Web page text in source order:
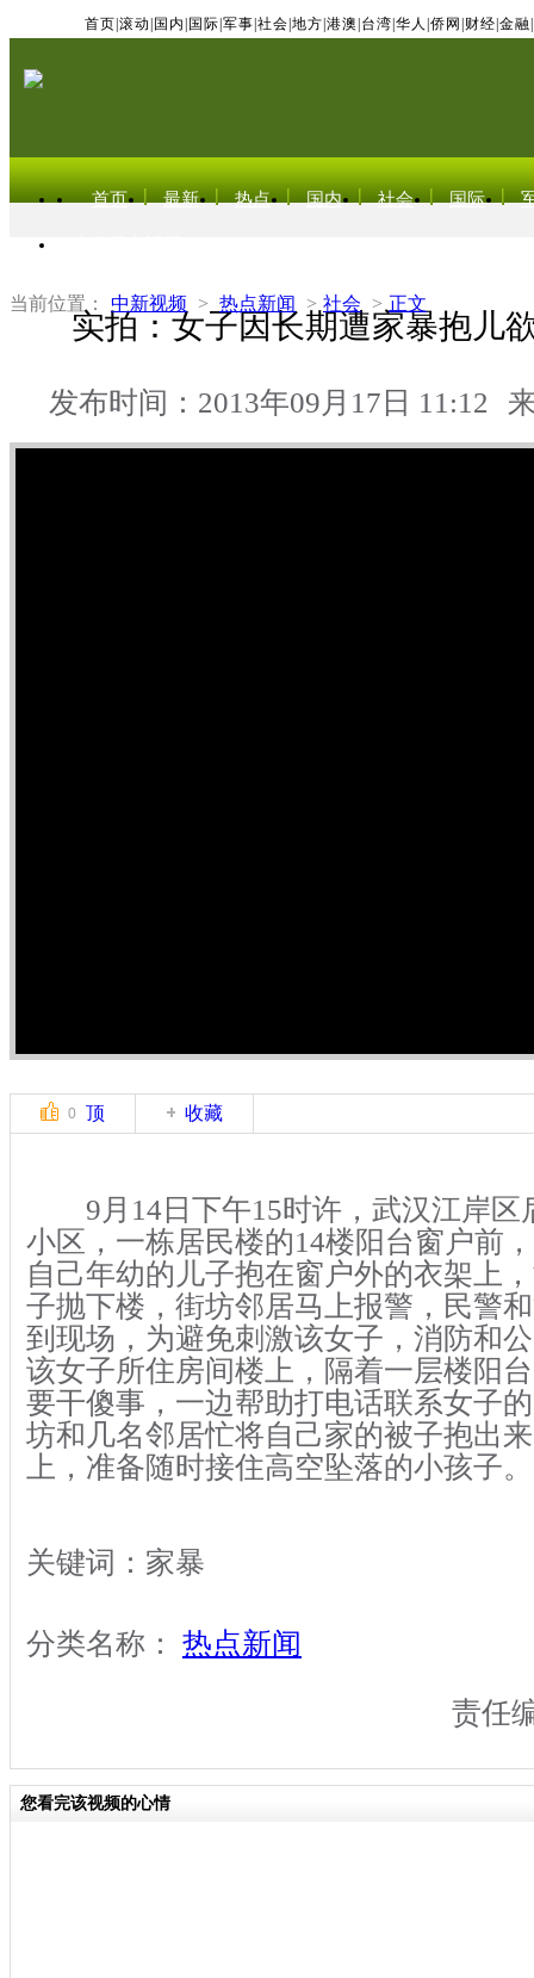
首页 滚动 国内 国际 军事 社会 地方 港澳 台湾 华人 侨网 财经 金融
首页 最新 热点 国内 社会 国际
当前位置： 中新视频 > 热点新闻 > 社会 > 正文
实拍：女子因长期遭家暴抱儿
发布时间：2013年09月17日 11:12
0 顶 收藏
9月14日下午15时许，武汉江岸区
小区，一栋居民楼的14楼阳台窗户前
自己年幼的儿子抱在窗户外的衣架上
子抛下楼，街坊邻居马上报警，民警
到现场，为避免刺激该女子，消防和
该女子所住房间楼上，隔着一层楼阳
要干傻事，一边帮助打电话联系女子
坊和几名邻居忙将自己家的被子抱出
上，准备随时接住高空坠落的小孩子。
关键词：家暴
分类名称： 热点新闻
责任
您看完该视频的心情